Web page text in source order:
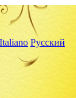
Italiano Русский